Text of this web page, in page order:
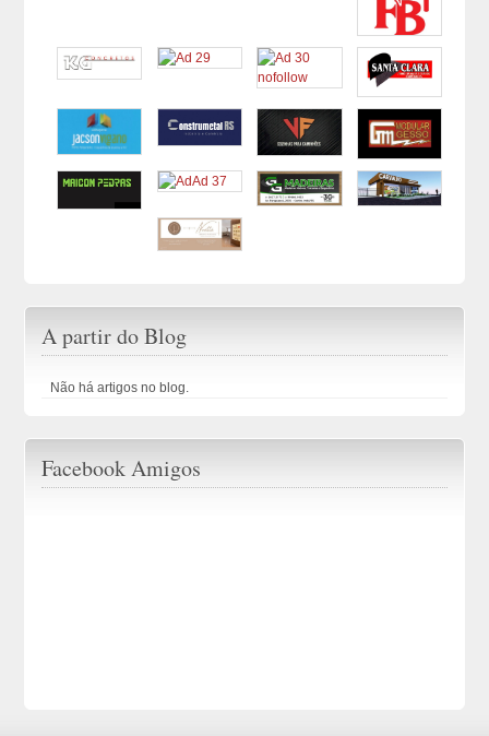
A partir do Blog
Não há artigos no blog.
Facebook Amigos